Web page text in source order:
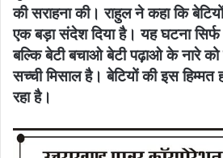
की सराहना की। राहुल ने कहा कि
एक बड़ा संदेश दिया है। यह घटना
बल्कि बेटी बचाओ बेटी पढ़ाओ के नारे को
सच्ची मिसाल है। बेटियों की इस हिम्मत
रहा है।